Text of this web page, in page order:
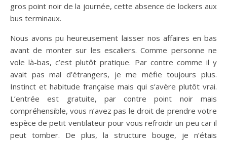
gros point noir de la journée, cette absence de lockers aux
bus terminaux.
Nous avons pu heureusement laisser nos affaires en bas
avant de monter sur les escaliers. Comme personne ne
vole là-bas, c’est plutôt pratique. Par contre comme il y
avait pas mal d’étrangers, je me méfie toujours plus.
Instinct et habitude française mais qui s’avère plutôt vrai.
L’entrée est gratuite, par contre point noir mais
compréhensible, vous n’avez pas le droit de prendre votre
espèce de petit ventilateur pour vous refroidir un peu car il
peut tomber. De plus, la structure bouge, je n’étais